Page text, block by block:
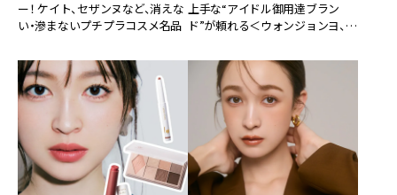
ー！ ケイト、セザンヌなど、消えな
い・滲まないプチプラコスメ名品
上手な“アイドル御用達ブラン
ド”が頼れる＜ウォンジョンヨ、リ